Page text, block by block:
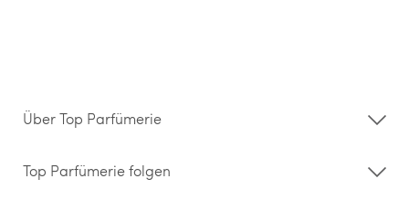
Über Top Parfümerie
Storefinder
Kontakt
Top Parfümerie folgen